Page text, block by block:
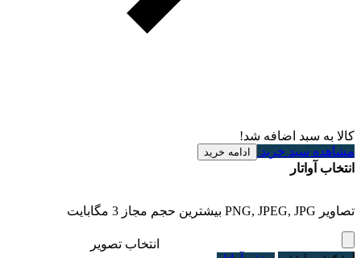
کالا به سبد اضافه شد!
مشاهده سبد خرید
ادامه خرید
انتخاب آواتار
تصاویر PNG, JPEG, JPG بیشترین حجم مجاز 3 مگابایت
انتخاب تصویر